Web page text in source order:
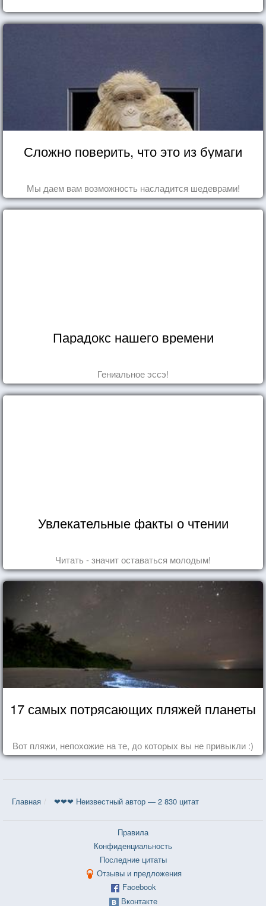
Сложно поверить, что это из бумаги
Мы даем вам возможность насладится шедеврами!
Парадокс нашего времени
Гениальное эссэ!
Увлекательные факты о чтении
Читать - значит оставаться молодым!
17 самых потрясающих пляжей планеты
Вот пляжи, непохожие на те, до которых вы не привыкли :)
Главная ❤❤❤ Неизвестный автор — 2 830 цитат
Правила
Конфиденциальность
Последние цитаты
Отзывы и предложения
Facebook
Вконтакте